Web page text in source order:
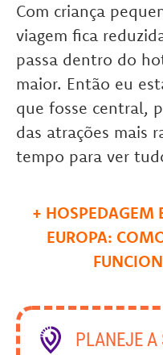
Com criança
viagem fica
passa dentro do
maior. Então eu
que fosse central,
das atrações mais
tempo para ver
+ HOSPEDAGEM
EUROPA:
PLANEJE A